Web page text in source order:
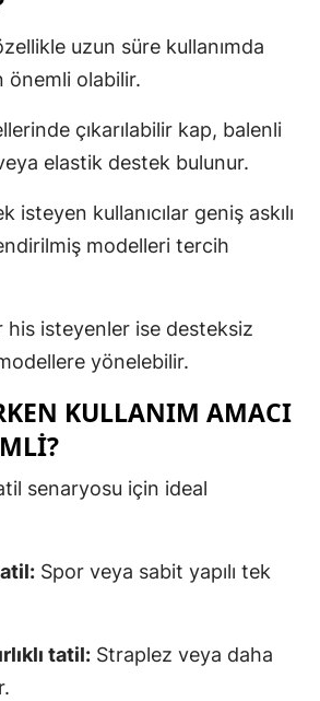
uzun süre kullanımda
önemli olabilir.
çıkarılabilir kap, balenli
elastik destek bulunur.
isteyen kullanıcılar geniş askılı
modelleri tercih
his isteyenler ise desteksiz
yönelebilir.
KULLANIM AMACI
senaryosu için ideal
Spor veya sabit yapılı tek
tatil: Straplez veya daha